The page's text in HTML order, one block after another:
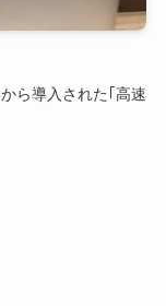
ら導入された｢高速